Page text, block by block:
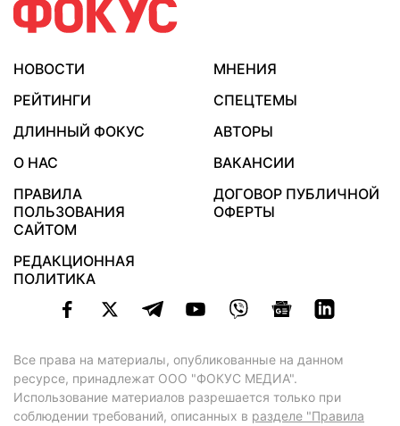
НОВОСТИ
МНЕНИЯ
РЕЙТИНГИ
СПЕЦТЕМЫ
ДЛИННЫЙ ФОКУС
АВТОРЫ
О НАС
ВАКАНСИИ
ПРАВИЛА
ПОЛЬЗОВАНИЯ
САЙТОМ
ДОГОВОР ПУБЛИЧНОЙ
ОФЕРТЫ
РЕДАКЦИОННАЯ
ПОЛИТИКА
Все права на материалы, опубликованные на данном
ресурсе, принадлежат ООО "ФОКУС МЕДИА".
Использование материалов разрешается только при
соблюдении требований, описанных в разделе "Правила